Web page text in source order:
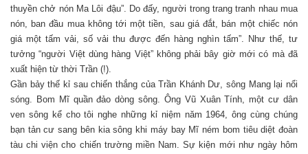
thuyền chở nón Ma Lôi đậu”. Do đấy, người trong trang tranh nhau mua
nón, ban đầu mua không tới một tiền, sau giá đắt, bán một chiếc nón
giá một tấm vải, số vải thu được đến hàng nghìn tấm”. Như thế, tư
tưởng “người Việt dùng hàng Việt” không phải bây giờ mới có mà đã
xuất hiện từ thời Trần (!).
Gần bảy thế kỉ sau chiến thắng của Trần Khánh Dư, sông Mang lại nổi
sóng. Bom Mĩ quần đảo dòng sông. Ông Vũ Xuân Tính, một cư dân
ven sông kể cho tôi nghe những kỉ niệm năm 1964, ông cùng chúng
bạn tản cư sang bên kia sông khi máy bay Mĩ ném bom tiêu diệt đoàn
tàu chi viện cho chiến trường miền Nam. Sự kiện mới như ngày hôm